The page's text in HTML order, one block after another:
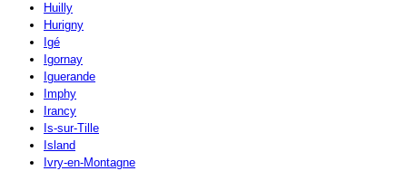
Huilly
Hurigny
Igé
Igornay
Iguerande
Imphy
Irancy
Is-sur-Tille
Island
Ivry-en-Montagne